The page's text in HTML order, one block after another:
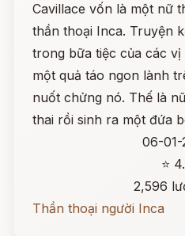
Cavillace vốn là một nữ
thần thoại Inca. Truyện
trong bữa tiệc của các
một quả táo ngon lành
nuốt chửng nó. Thế là
thai rồi sinh ra một đứa
06-01-
⭐
2,596
Thần thoại người Inca